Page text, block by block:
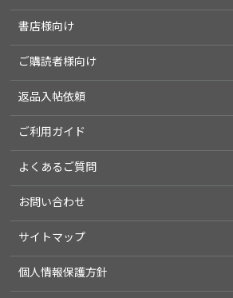
書店様向け
ご購読者様向け
返品入帖依頼
ご利用ガイド
よくあるご質問
お問い合わせ
サイトマップ
個人情報保護方針